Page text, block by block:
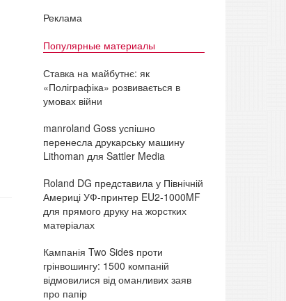
Реклама
Популярные материалы
Ставка на майбутнє: як
«Поліграфіка» розвивається в
умовах війни
manroland Goss успішно
перенесла друкарську машину
Lithoman для Sattler Media
Roland DG представила у Північній
Америці УФ-принтер EU2-1000MF
для прямого друку на жорстких
матеріалах
Кампанія Two Sides проти
грінвошингу: 1500 компаній
відмовилися від оманливих заяв
про папір